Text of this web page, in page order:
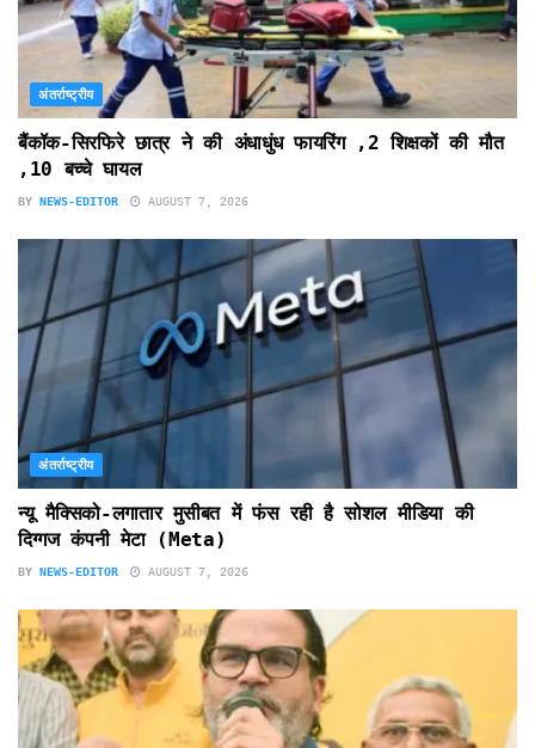
अंतर्राष्ट्रीय
बैंकॉक-सिरफिरे छात्र ने की अंधाधुंध फायरिंग ,2 शिक्षकों की मौत
,10 बच्चे घायल
BY NEWS-EDITOR AUGUST 7, 2026
अंतर्राष्ट्रीय
न्यू मैक्सिको-लगातार मुसीबत में फंस रही है सोशल मीडिया की
दिग्गज कंपनी मेटा (Meta)
BY NEWS-EDITOR AUGUST 7, 2026